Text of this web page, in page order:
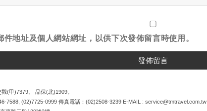
地址及個人網站網址，以供下次發佈留言時使用。
(甲)7379。 品保(北)1909。
7588 (02)7725-0999 傳真電話： (02)2508-3239 E-MAIL : service@tmtravel.com.tw